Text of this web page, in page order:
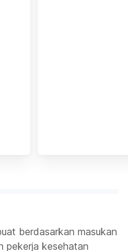
berdasarkan masukan
pekerja kesehatan